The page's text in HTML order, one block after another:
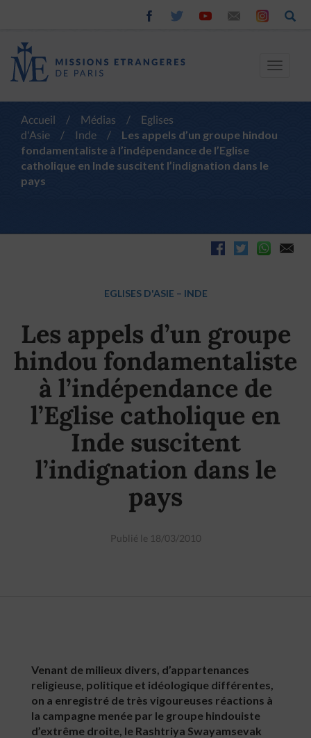
Toggle
Accueil / Médias /
Eglises
d'Asie
/ Inde /
Les appels d’un groupe hindou
fondamentaliste à l’indépendance de l’Eglise
catholique en Inde suscitent l’indignation dans le
pays
EGLISES D'ASIE – INDE
Les appels d’un groupe
hindou fondamentaliste
à l’indépendance de
l’Eglise catholique en
Inde suscitent
l’indignation dans le
pays
Publié le 18/03/2010
Venant de milieux divers, d’appartenances
religieuse, politique et idéologique différentes,
on a enregistré de très vigoureuses réactions à
la campagne menée par le groupe hindouiste
d’extrême droite, le Rashtriya Swayamsevak